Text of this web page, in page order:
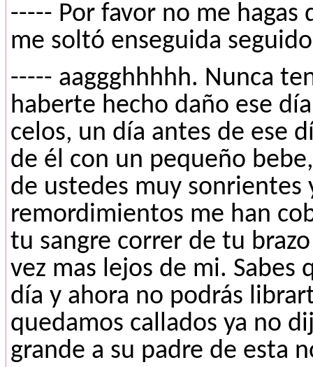
----- Por favor no me hagas
me soltó enseguida
----- aaggghhhhh. Nunca
haberte hecho daño ese
celos, un día antes de ese
de él con un pequeño
de ustedes muy
remordimientos me han
tu sangre correr de tu
vez mas lejos de mi.
día y ahora no podrás
quedamos callados ya no
grande a su padre de esta